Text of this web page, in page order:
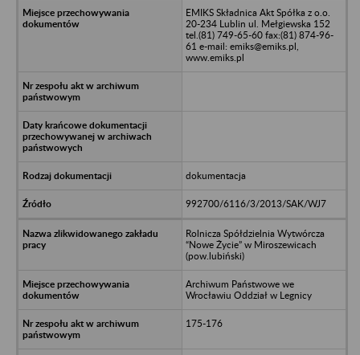
EMIKS Składnica Akt Spółka z o.o.
20-234 Lublin ul. Mełgiewska 152
tel.(81) 749-65-60 fax:(81) 874-96-
61 e-mail: emiks@emiks.pl,
www.emiks.pl
dokumentacja
992700/6116/3/2013/SAK/WJ7
Rolnicza Spółdzielnia Wytwórcza
“Nowe Życie” w Miroszewicach
(pow.lubiński)
Archiwum Państwowe we
Wrocławiu Oddział w Legnicy
175-176